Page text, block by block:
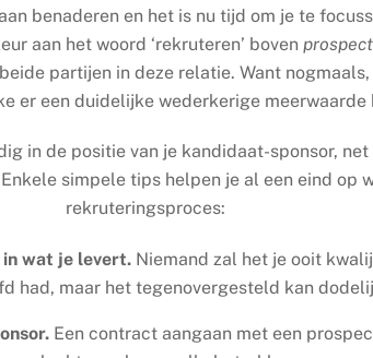
benaderen en het is nu tijd om je te
aan het woord ‘rekruteren’ boven
partijen in deze relatie. Want
er een duidelijke wederkerige meerwaarde
in de positie van je kandidaat-sponsor,
simpele tips helpen je al een eind op
rekruteringsproces:
in wat je levert.Niemand zal het je ooit
had, maar het tegenovergesteld kan
Een contract aangaan met een